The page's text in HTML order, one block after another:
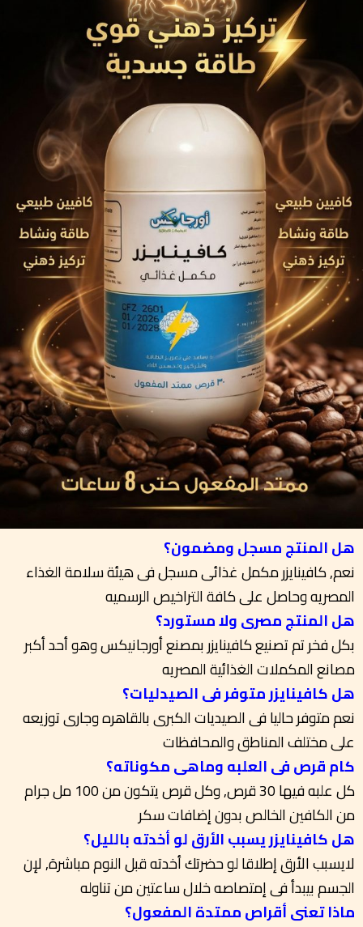
هل المنتج مسجل ومضمون؟
المصريه وحاصل على كافة التراخيص الرسميه
هل المنتج مصرى ولا مستورد؟
مصانع المكملات الغذائية المصريه
هل كافينايزر متوفر فى الصيدليات؟
على مختلف المناطق والمحافظات
كام قرص فى العلبه وماهى مكوناته؟
من الكافين الخالص بدون إضافات سكر
هل كافينايزر يسبب الأرق لو أخدته بالليل؟
الجسم بيبدأ فى إمتصاصه خلال ساعتين من تناوله
ماذا تعنى أقراص ممتدة المفعول؟